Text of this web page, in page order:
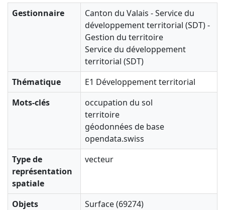
Gestionnaire
Canton du Valais - Service du
développement territorial (SDT) -
Gestion du territoire
Service du développement
territorial (SDT)
Thématique
E1 Développement territorial
Mots-clés
occupation du sol
territoire
géodonnées de base
opendata.swiss
Type de
représentation
spatiale
vecteur
Objets
Surface (69274)